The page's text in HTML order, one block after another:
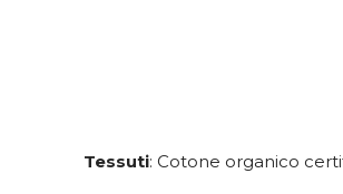
Tessuti: Cotone organico